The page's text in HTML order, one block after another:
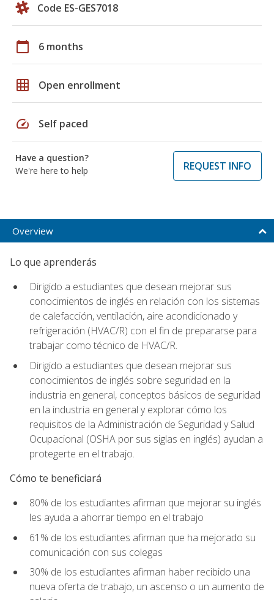
Code ES-GES7018
calendar_today 6 months
grid_on Open enrollment
speed Self paced
Have a question?
We're here to help
REQUEST INFO
Overview
Lo que aprenderás
Dirigido a estudiantes que desean mejorar sus
conocimientos de inglés en relación con los sistemas
de calefacción, ventilación, aire acondicionado y
refrigeración (HVAC/R) con el fin de prepararse para
trabajar como técnico de HVAC/R.
Dirigido a estudiantes que desean mejorar sus
conocimientos de inglés sobre seguridad en la
industria en general, conceptos básicos de seguridad
en la industria en general y explorar cómo los
requisitos de la Administración de Seguridad y Salud
Ocupacional (OSHA por sus siglas en inglés) ayudan a
protegerte en el trabajo.
Cómo te beneficiará
80% de los estudiantes afirman que mejorar su inglés
les ayuda a ahorrar tiempo en el trabajo
61% de los estudiantes afirman que ha mejorado su
comunicación con sus colegas
30% de los estudiantes afirman haber recibido una
nueva oferta de trabajo, un ascenso o un aumento de